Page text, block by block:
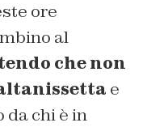
ore
al
che non
e
da chi è in